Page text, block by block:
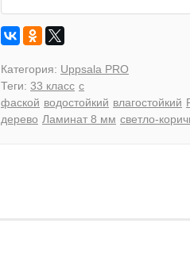
Категория: Uppsala PRO
Теги: 33 класс с
фаской водостойкий влагостойкий
дерево Ламинат 8 мм светло-